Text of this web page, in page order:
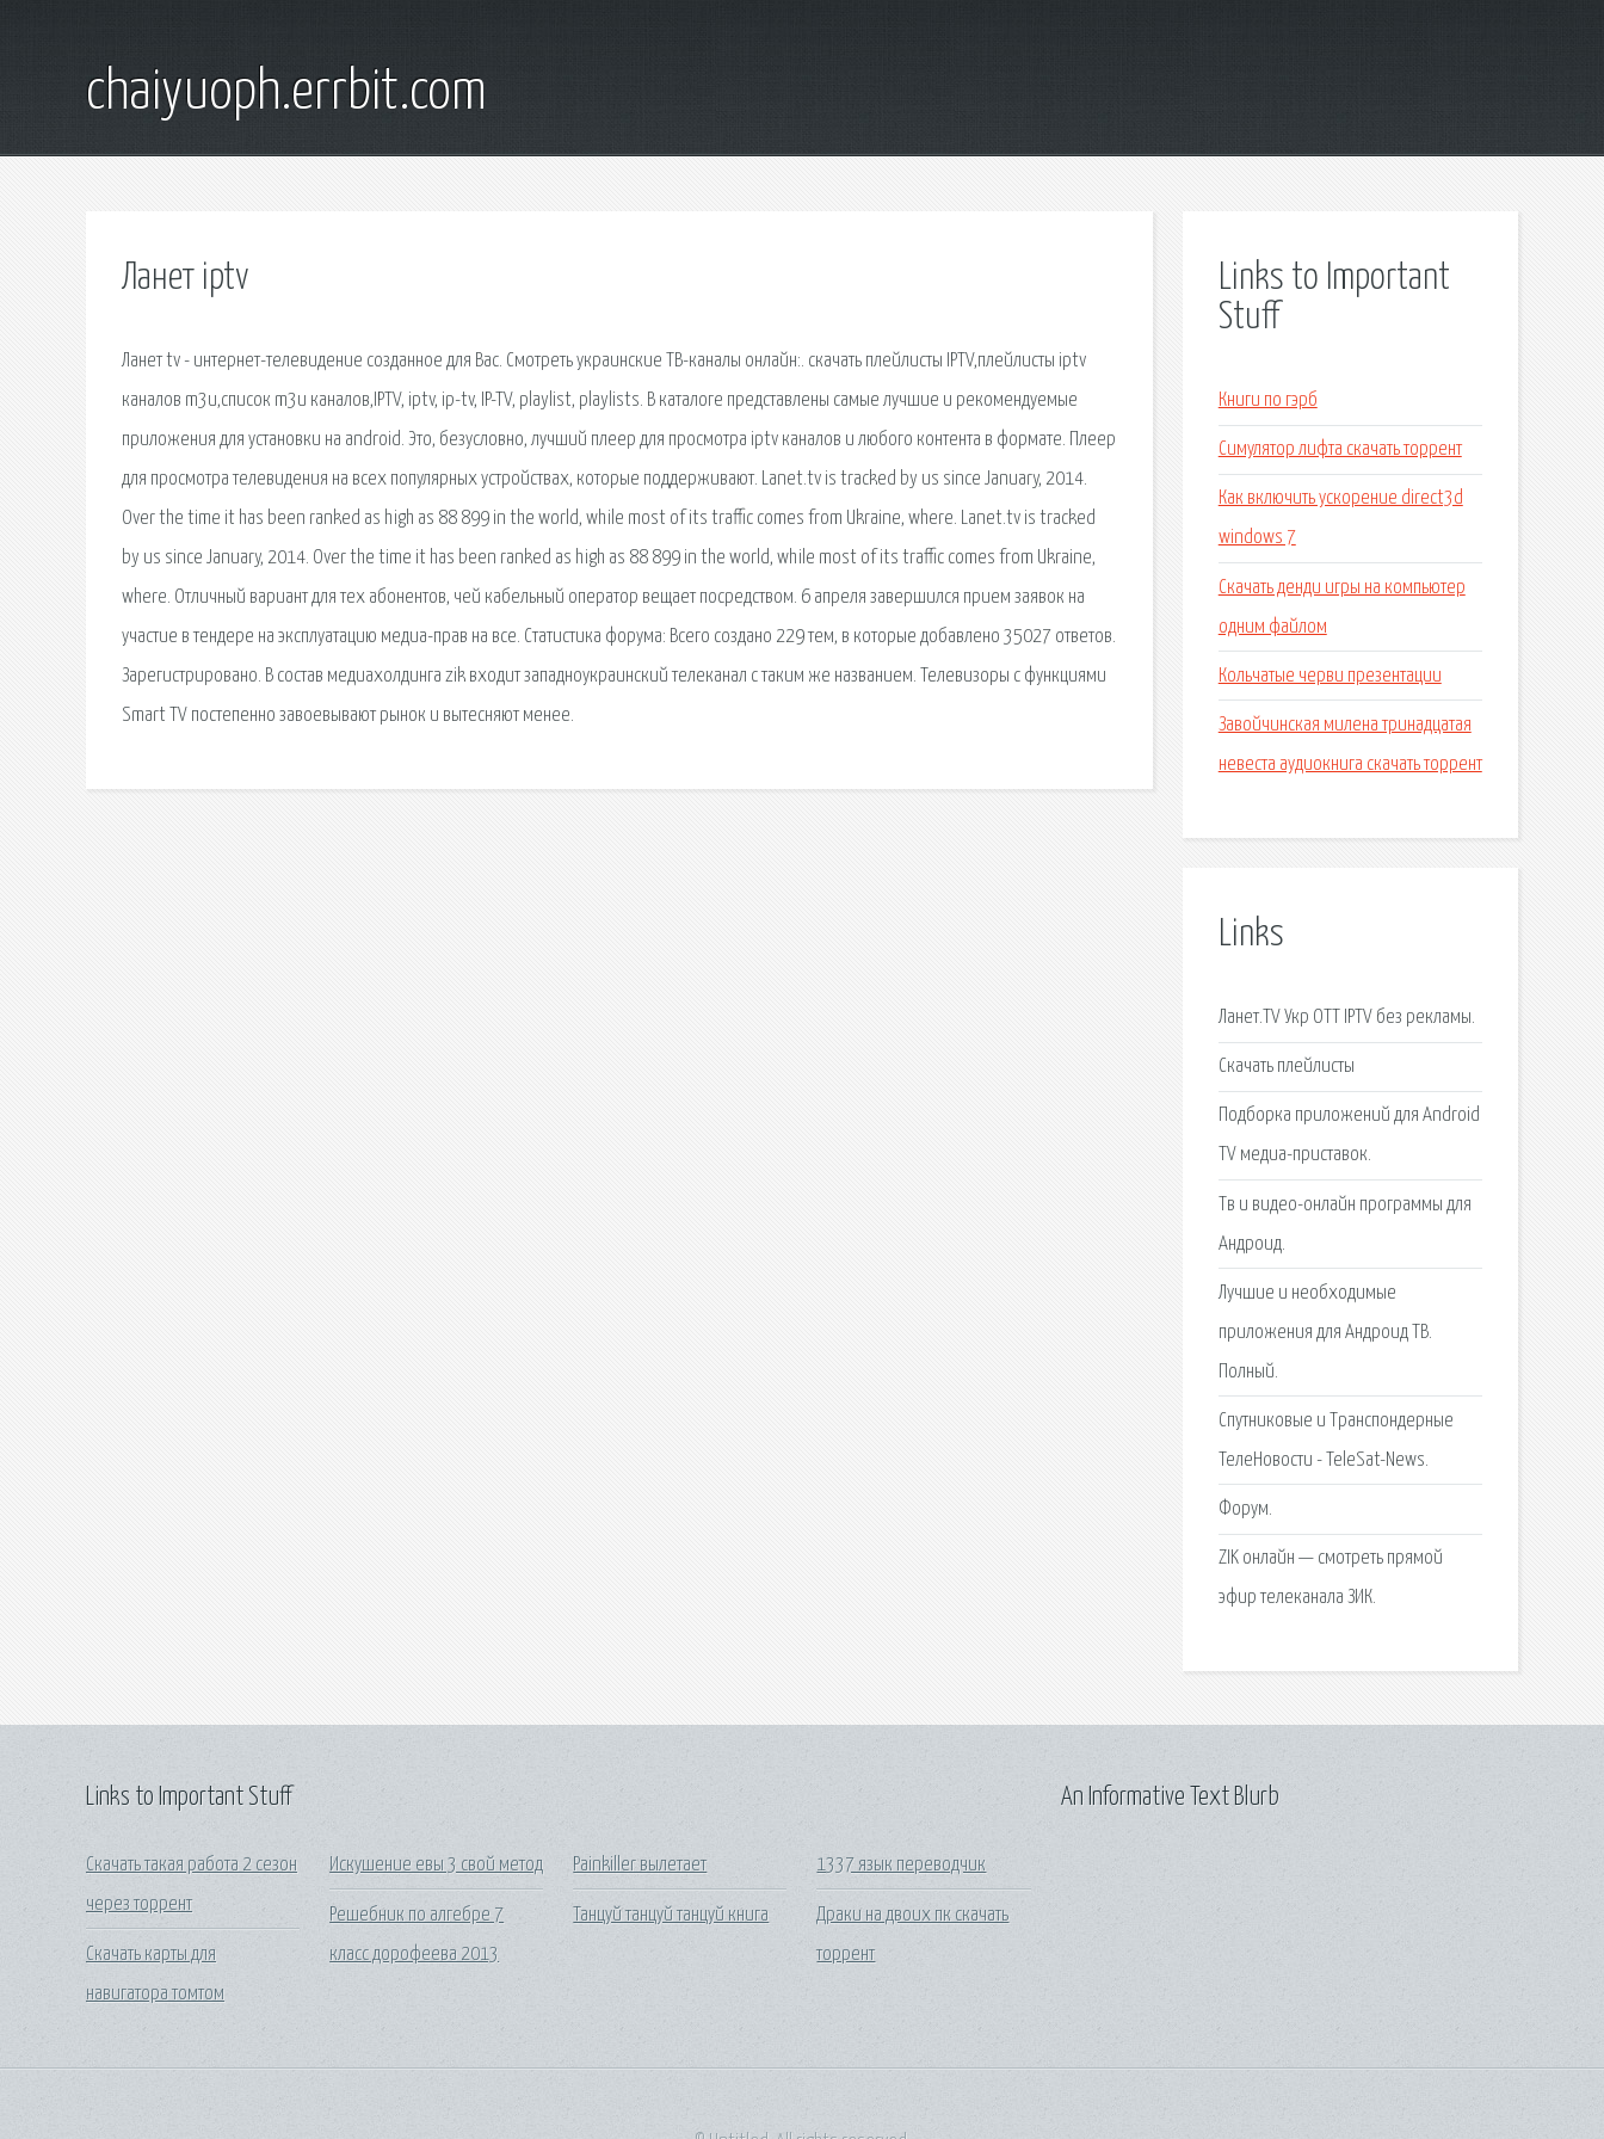
chaiyuoph.errbit.com
Ланет iptv
Ланет tv - интернет-телевидение созданное для Вас. Смотреть украинские ТВ-каналы онлайн:. скачать плейлисты IPTV,плейлисты iptv
каналов m3u,список m3u каналов,IPTV, iptv, ip-tv, IP-TV, playlist, playlists. В каталоге представлены самые лучшие и рекомендуемые
приложения для установки на android. Это, безусловно, лучший плеер для просмотра iptv каналов и любого контента в формате. Плеер
для просмотра телевидения на всех популярных устройствах, которые поддерживают. Lanet.tv is tracked by us since January, 2014.
Over the time it has been ranked as high as 88 899 in the world, while most of its traffic comes from Ukraine, where. Lanet.tv is tracked
by us since January, 2014. Over the time it has been ranked as high as 88 899 in the world, while most of its traffic comes from Ukraine,
where. Отличный вариант для тех абонентов, чей кабельный оператор вещает посредством. 6 апреля завершился прием заявок на
участие в тендере на эксплуатацию медиа-прав на все. Статистика форума: Всего создано 229 тем, в которые добавлено 35027 ответов.
Зарегистрировано. В состав медиахолдинга zik входит западноукраинский телеканал с таким же названием. Телевизоры с функциями
Smart TV постепенно завоевывают рынок и вытесняют менее.
Links to Important
Stuff
Книги по гэрб
Симулятор лифта скачать торрент
Как включить ускорение direct3d
windows 7
Скачать денди игры на компьютер
одним файлом
Кольчатые черви презентации
Завойчинская милена тринадцатая
невеста аудиокнига скачать торрент
Links
Ланет.TV Укр OTT IPTV без рекламы.
Скачать плейлисты
Подборка приложений для Android
TV медиа-приставок.
Тв и видео-онлайн программы для
Андроид.
Лучшие и необходимые
приложения для Андроид ТВ.
Полный.
Спутниковые и Транспондерные
ТелеНовости - TeleSat-News.
Форум.
ZIK онлайн — смотреть прямой
эфир телеканала ЗИК.
Links to Important Stuff
Скачать такая работа 2 сезон
через торрент
Скачать карты для
навигатора томтом
Искушение евы 3 свой метод
Решебник по алгебре 7
класс дорофеева 2013
Painkiller вылетает
Танцуй танцуй танцуй книга
1337 язык переводчик
Драки на двоих пк скачать
торрент
An Informative Text Blurb